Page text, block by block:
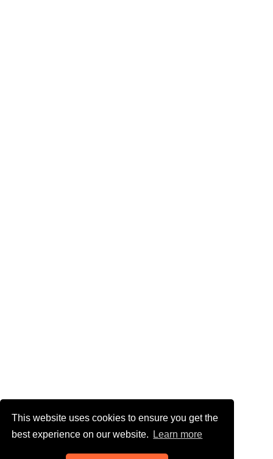
This website uses cookies to ensure you get the
best experience on our website.
Learn more